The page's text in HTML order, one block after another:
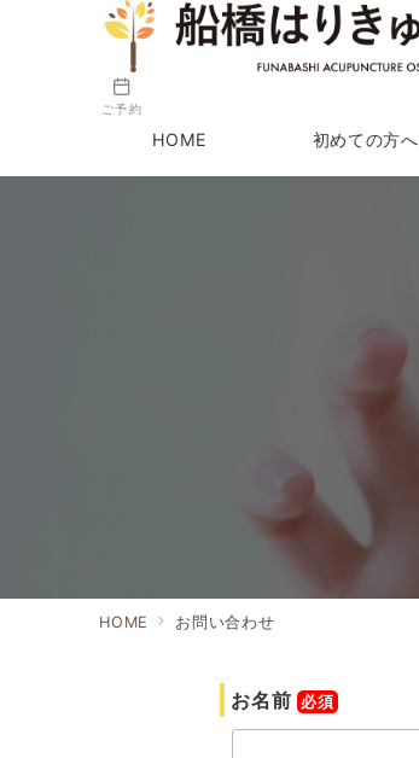
ご予約
HOME 初めての方へ
HOME お問い合わせ
お名前 必須